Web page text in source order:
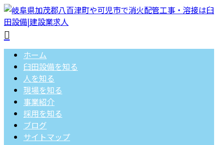
ホーム
臼田設備を知る
人を知る
現場を知る
事業紹介
採用を知る
ブログ
サイトマップ